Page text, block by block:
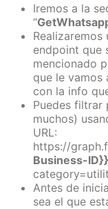
Iremos a la
“
endpoint que
mencionado
que le vamos
con la info
Puedes filtrar
muchos)
URL:
https://
Business-ID}}
Antes de
sea el que